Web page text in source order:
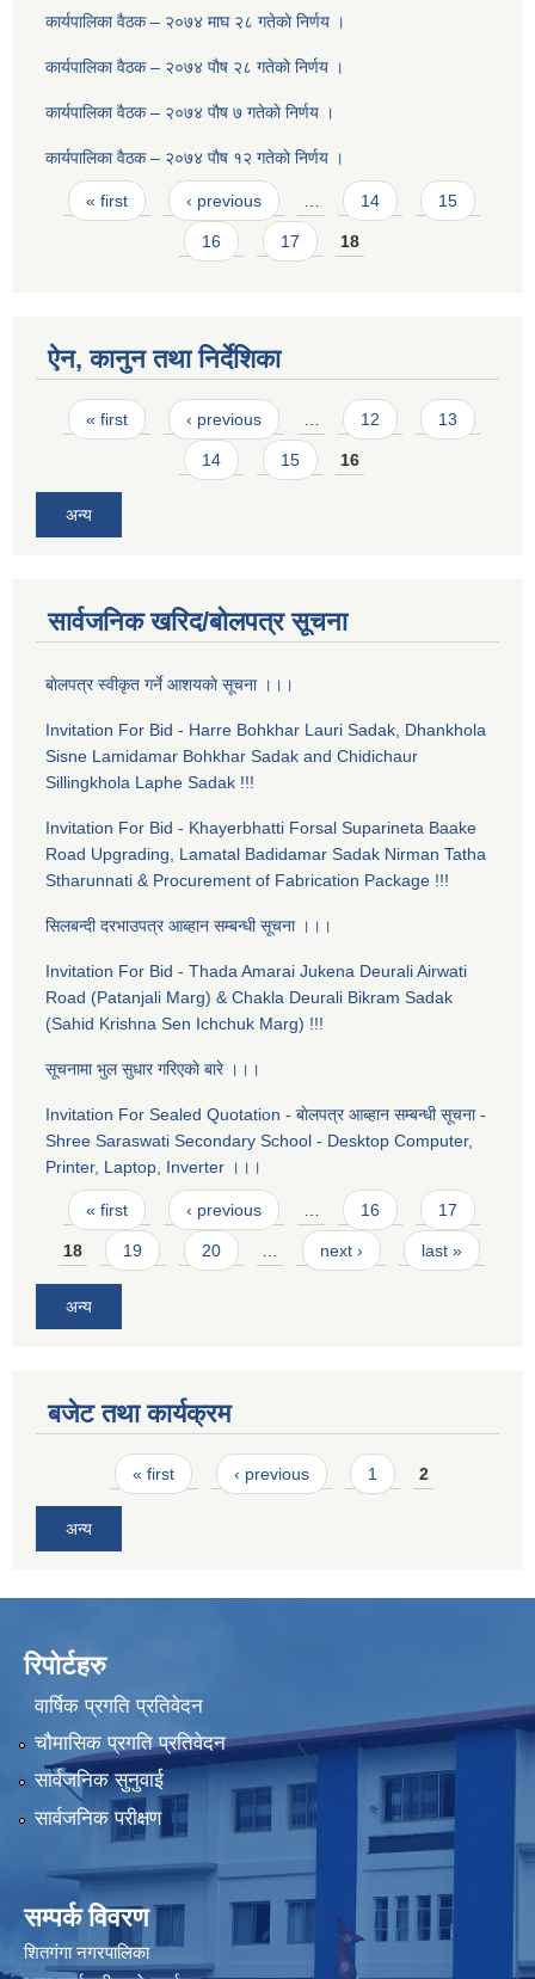
कार्यपालिका वैठक – २०७४ माघ २८ गतेकाे निर्णय ।
कार्यपालिका वैठक – २०७४ पाैष २८ गतेकाे निर्णय ।
कार्यपालिका वैठक – २०७४ पाैष ७ गतेकाे निर्णय ।
कार्यपालिका वैठक – २०७४ पाैष १२ गतेकाे निर्णय ।
Pages
« first ‹ previous … 14 15
16 17 18
ऐन, कानुन तथा निर्देशिका
Pages
« first ‹ previous 12 13
14 15 16
अन्य
सार्वजनिक खरिद/बोलपत्र सूचना
बाेलपत्र स्वीकृत गर्ने आशयकाे सूचना ।।।
Invitation For Bid - Harre Bohkhar Lauri Sadak, Dhankhola
Sisne Lamidamar Bohkhar Sadak and Chidichaur
Sillingkhola Laphe Sadak !!!
Invitation For Bid - Khayerbhatti Forsal Suparineta Baake
Road Upgrading, Lamatal Badidamar Sadak Nirman Tatha
Stharunnati & Procurement of Fabrication Package !!!
सिलबन्दी दरभाउपत्र आब्हान सम्बन्धी सूचना ।।।
Invitation For Bid - Thada Amarai Jukena Deurali Airwati
Road (Patanjali Marg) & Chakla Deurali Bikram Sadak
(Sahid Krishna Sen Ichchuk Marg) !!!
सूचनामा भुल सुधार गरिएकाे बारे ।।।
Invitation For Sealed Quotation - बाेलपत्र आब्हान सम्बन्धी सूचना -
Shree Saraswati Secondary School - Desktop Computer,
Printer, Laptop, Inverter ।।।
Pages
« first ‹ previous … 16 17
18 19 20 … next › last »
अन्य
बजेट तथा कार्यक्रम
Pages« first ‹ previous 1 2
अन्य
रिपोर्टहरु
वार्षिक प्रगति प्रतिवेदन
चौमासिक प्रगति प्रतिवेदन
सार्वजनिक सुनुवाई
सार्वजनिक परीक्षण
सम्पर्क विवरण
शितगंगा नगरपालिका